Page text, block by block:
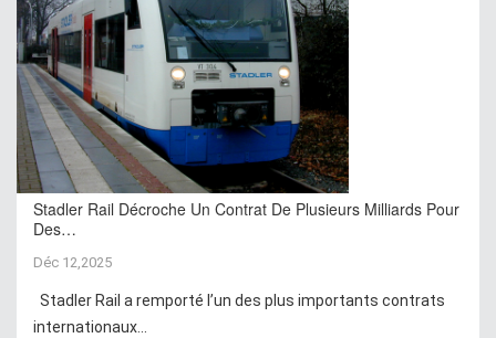
Stadler Rail Décroche Un Contrat De Plusieurs Milliards Pour
Des…
Déc 12,2025
Stadler Rail a remporté l’un des plus importants contrats
internationaux...